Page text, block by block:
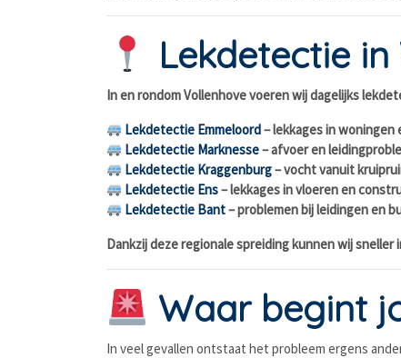
Lekdetectie
In en rondom Vollenhove voeren wij dagelijks
Lekdetectie Emmeloord– lekkages in woningen
Lekdetectie Marknesse– afvoer en
Lekdetectie Kraggenburg– vocht vanuit
Lekdetectie Ens– lekkages in vloeren en
Lekdetectie Bant– problemen bij leidingen en
Dankzij deze regionale spreiding kunnen wij
Waar begint
In veel gevallen ontstaat het probleem ergens